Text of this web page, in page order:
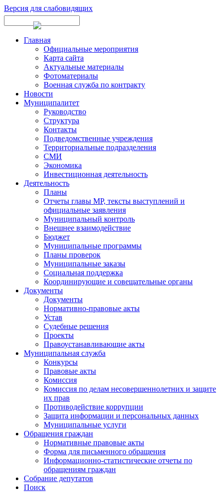
Версия для слабовидящих
Главная
Официальные мероприятия
Карта сайта
Актуальные материалы
Фотоматериалы
Военная служба по контракту
Новости
Муниципалитет
Руководство
Структура
Контакты
Подведомственные учреждения
Территориальные подразделения
СМИ
Экономика
Инвестиционная деятельность
Деятельность
Планы
Отчеты главы МР, тексты выступлений и
официальные заявления
Муниципальный контроль
Внешнее взаимодействие
Бюджет
Муниципальные программы
Планы проверок
Муниципальные заказы
Социальная поддержка
Координирующие и совещательные органы
Документы
Документы
Нормативно-правовые акты
Устав
Судебные решения
Проекты
Правоустанавливающие акты
Муниципальная служба
Конкурсы
Правовые акты
Комиссия
Комиссия по делам несовершеннолетних и защите
их прав
Противодействие коррупции
Защита информации и персональных данных
Муниципальные услуги
Обращения граждан
Нормативные правовые акты
Форма для письменного обращения
Информационно-статистические отчеты по
обращениям граждан
Собрание депутатов
Поиск